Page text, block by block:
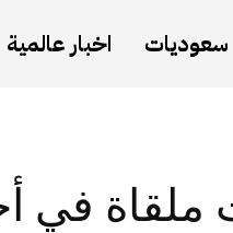
سعوديات اخبار عالمية
ملقاة في